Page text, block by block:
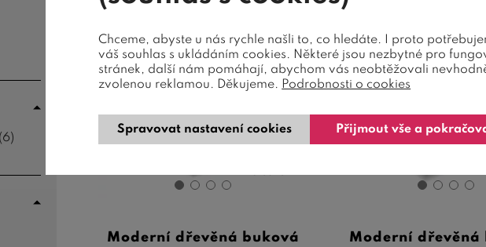
(6)
Extra design
Moderní dřevěná buková
Extra design
Moderní dřevěná
Chceme, abyste u nás rychle našli to, co hledáte. I proto
váš souhlas s ukládáním cookies. Některé jsou nezbytné pro
stránek, další nám pomáhají, abychom vás neobtěžovali
zvolenou reklamou. Děkujeme. Podrobnosti o cookies
Spravovat nastavení cookies Přijmout vše a